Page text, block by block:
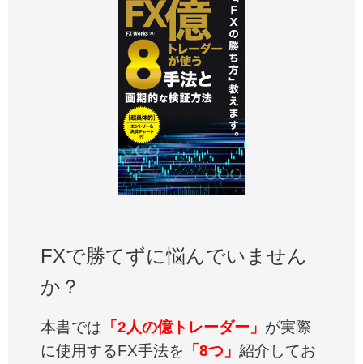
FXで勝てずに悩んでいません
か？
本書では 「2人の億トレーダー」 が実際
に使用するFX手法を 「8つ」 紹介してお